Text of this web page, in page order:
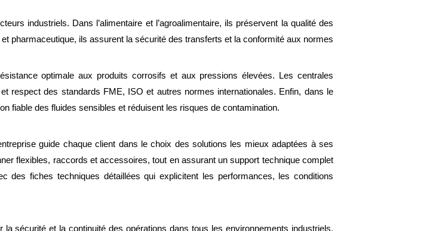
industriels. Dans l’alimentaire et l’agroalimentaire, ils préservent la qualité des
pharmaceutique, ils assurent la sécurité des transferts et la conformité aux normes
optimale aux produits corrosifs et aux pressions élevées. Les centrales
respect des standards FME, ISO et autres normes internationales. Enfin, dans le
fiable des fluides sensibles et réduisent les risques de contamination.
guide chaque client dans le choix des solutions les mieux adaptées à ses
flexibles, raccords et accessoires, tout en assurant un support technique complet
des fiches techniques détaillées qui explicitent les performances, les conditions
sécurité et la continuité des opérations dans tous les environnements industriels.